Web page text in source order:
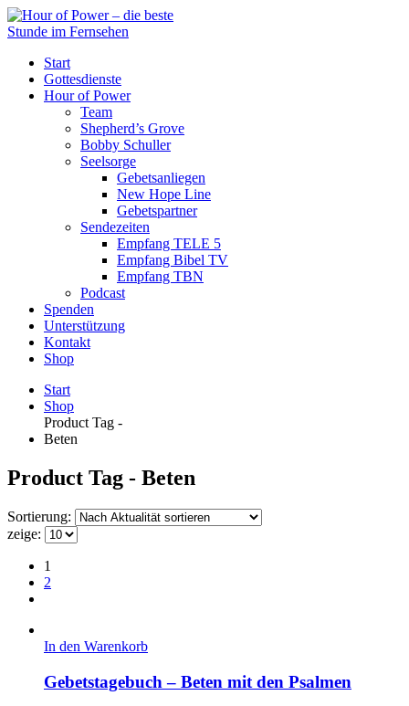
Start
Gottesdienste
Hour of Power
Team
Shepherd’s Grove
Bobby Schuller
Seelsorge
Gebetsanliegen
New Hope Line
Gebetspartner
Sendezeiten
Empfang TELE 5
Empfang Bibel TV
Empfang TBN
Podcast
Spenden
Unterstützung
Kontakt
Shop
Start
Shop
Product Tag -
Beten
Product Tag - Beten
Sortierung:
zeige:
1
2
In den Warenkorb
Gebetstagebuch – Beten mit den Psalmen